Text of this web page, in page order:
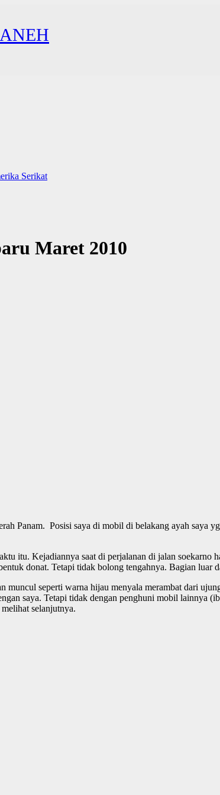
Serikat
Maret 2010
Panam. Posisi saya di mobil di belakang ayah saya
itu. Kejadiannya saat di perjalanan di jalan soekarno
donat. Tetapi tidak bolong tengahnya. Bagian luar
seperti warna hijau menyala merambat dari
saya. Tetapi tidak dengan penghuni mobil lainnya
selanjutnya.